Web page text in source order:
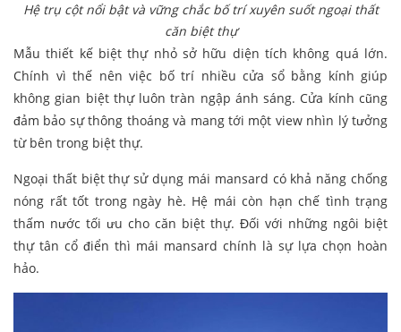
Hệ trụ cột nổi bật và vững chắc bố trí xuyên suốt ngoại thất
căn biệt thự
Mẫu thiết kế biệt thự nhỏ sở hữu diện tích không quá lớn.
Chính vì thế nên việc bố trí nhiều cửa sổ bằng kính giúp
không gian biệt thự luôn tràn ngập ánh sáng. Cửa kính cũng
đảm bảo sự thông thoáng và mang tới một view nhìn lý tưởng
từ bên trong biệt thự.
Ngoại thất biệt thự sử dụng mái mansard có khả năng chống
nóng rất tốt trong ngày hè. Hệ mái còn hạn chế tình trạng
thấm nước tối ưu cho căn biệt thự. Đối với những ngôi biệt
thự tân cổ điển thì mái mansard chính là sự lựa chọn hoàn
hảo.